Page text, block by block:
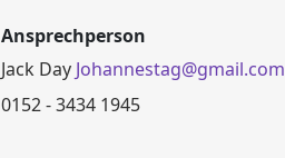
Ansprechperson
Jack Day Johannestag@gmail.com
0152 - 3434 1945